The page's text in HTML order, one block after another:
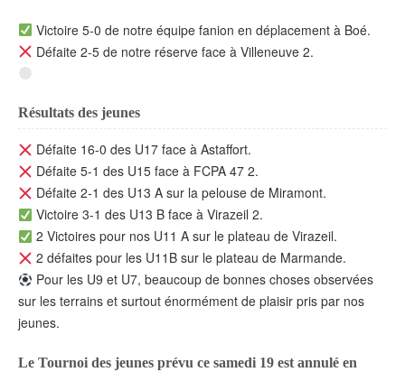
Victoire 5-0 de notre équipe fanion en déplacement à Boé.
Défaite 2-5 de notre réserve face à Villeneuve 2.
Résultats des jeunes
Défaite 16-0 des U17 face à Astaffort.
Défaite 5-1 des U15 face à FCPA 47 2.
Défaite 2-1 des U13 A sur la pelouse de Miramont.
Victoire 3-1 des U13 B face à Virazeil 2.
2 Victoires pour nos U11 A sur le plateau de Virazeil.
2 défaites pour les U11B sur le plateau de Marmande.
Pour les U9 et U7, beaucoup de bonnes choses observées
sur les terrains et surtout énormément de plaisir pris par nos
jeunes.
Le Tournoi des jeunes prévu ce samedi 19 est annulé en